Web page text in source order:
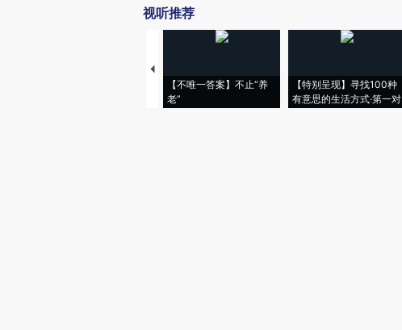
视听推荐
【不唯一答案】不止“养
老”
【特别呈现】寻找100种
有意思的生活方式·第一对